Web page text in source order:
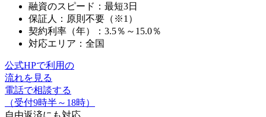
融資のスピード：最短3日
保証人：原則不要（※1）
契約利率（年）：3.5％～15.0％
対応エリア：全国
公式HPで利用の
流れを見る
電話で相談する
（受付9時半～18時）